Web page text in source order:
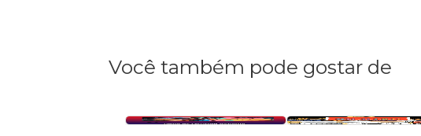
Você também pode gostar de